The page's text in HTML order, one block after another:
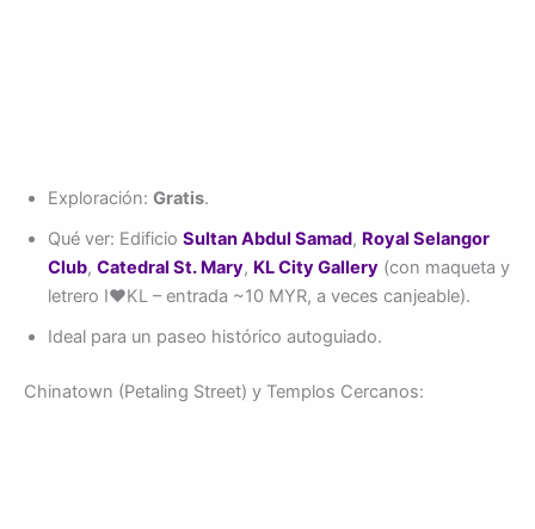
Exploración: Gratis.
Qué ver: Edificio Sultan Abdul Samad, Royal Selangor
Club, Catedral St. Mary, KL City Gallery (con maqueta y
letrero I❤️KL – entrada ~10 MYR, a veces canjeable).
Ideal para un paseo histórico autoguiado.
Chinatown (Petaling Street) y Templos Cercanos: